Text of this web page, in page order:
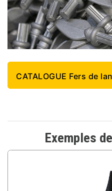
CATALOGUE Fers de
Exemples